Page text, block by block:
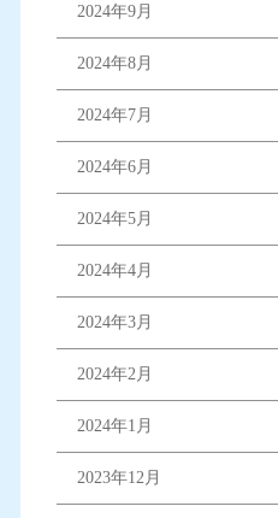
2024年9月
2024年8月
2024年7月
2024年6月
2024年5月
2024年4月
2024年3月
2024年2月
2024年1月
2023年12月